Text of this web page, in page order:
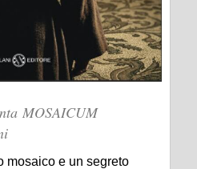
MOSAICUM
mosaico e un segreto